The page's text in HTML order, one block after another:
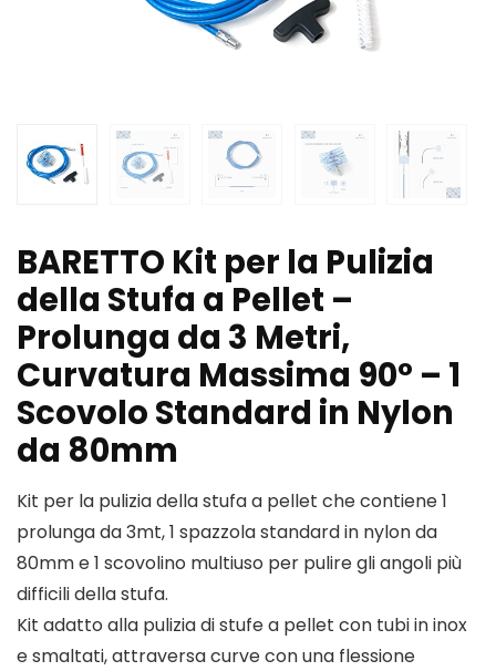
BARETTO Kit per la Pulizia
della Stufa a Pellet –
Prolunga da 3 Metri,
Curvatura Massima 90° – 1
Scovolo Standard in Nylon
da 80mm
Kit per la pulizia della stufa a pellet che contiene 1
prolunga da 3mt, 1 spazzola standard in nylon da
80mm e 1 scovolino multiuso per pulire gli angoli più
difficili della stufa.
Kit adatto alla pulizia di stufe a pellet con tubi in inox
e smaltati, attraversa curve con una flessione